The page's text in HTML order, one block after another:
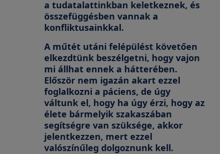
a tudatalattinkban keletkeznek, és
összefüggésben vannak a
konfliktusainkkal.
A műtét utáni felépülést követően
elkezdtünk beszélgetni, hogy vajon
mi állhat ennek a hátterében.
Először nem igazán akart ezzel
foglalkozni a páciens, de úgy
váltunk el, hogy ha úgy érzi, hogy az
élete bármelyik szakaszában
segítségre van szüksége, akkor
jelentkezzen, mert ezzel
valószínűleg dolgoznunk kell.